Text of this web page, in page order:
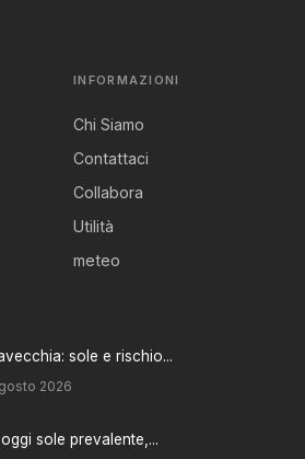
INFORMAZIONI
Chi Siamo
Contattaci
Collabora
Utilità
meteo
sole e rischio...
2026
sole prevalente,...